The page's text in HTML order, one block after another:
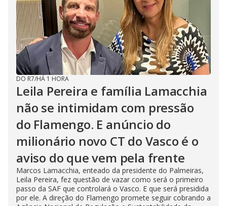
DO R7/HÁ 1 HORA
Leila Pereira e família Lamacchia
não se intimidam com pressão
do Flamengo. E anúncio do
milionário novo CT do Vasco é o
aviso do que vem pela frente
Marcos Lamacchia, enteado da presidente do Palmeiras,
Leila Pereira, fez questão de vazar como será o primeiro
passo da SAF que controlará o Vasco. E que será presidida
por ele. A direção do Flamengo promete seguir cobrando a